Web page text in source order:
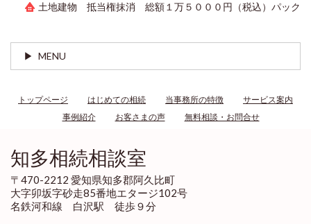
土地建物 抵当権抹消 総額１万５０００円（税込）パック
MENU
トップページ はじめての相続 当事務所の特徴
サービス案内
事例紹介
お客さまの声 無料相談・お問合せ
知多相続相談室
〒470-2212 愛知県知多郡阿久比町
大字卯坂字砂走85番地エタージ102号
名鉄河和線 白沢駅 徒歩９分